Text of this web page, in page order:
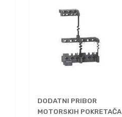
DODATNI PRIBOR
MOTORSKIH POKRETAČA